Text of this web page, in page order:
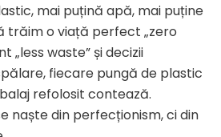
mai puțină apă, mai puține
trăim o viață perfect „zero
„less waste” și decizii
fiecare pungă de plastic
refolosit contează.
naște din perfecționism, ci din